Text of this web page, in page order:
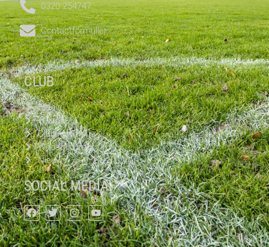
0320 254747
Contactformulier
CLUB
Media
Teams
Clubinformatie
Wedstrijd info
Nieuws
SOCIAL MEDIA